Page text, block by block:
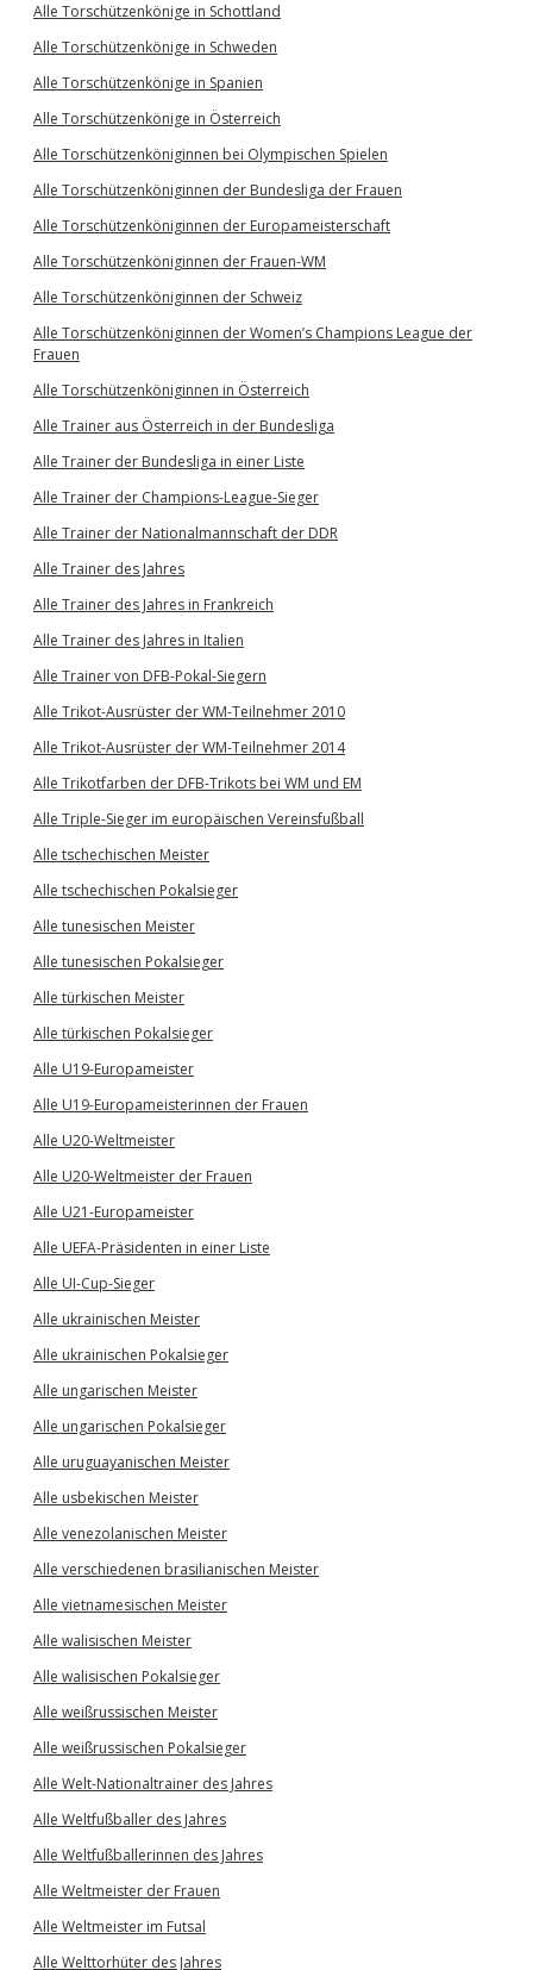
Alle Torschützenkönige in Schottland
Alle Torschützenkönige in Schweden
Alle Torschützenkönige in Spanien
Alle Torschützenkönige in Österreich
Alle Torschützenköniginnen bei Olympischen Spielen
Alle Torschützenköniginnen der Bundesliga der Frauen
Alle Torschützenköniginnen der Europameisterschaft
Alle Torschützenköniginnen der Frauen-WM
Alle Torschützenköniginnen der Schweiz
Alle Torschützenköniginnen der Women’s Champions League der
Frauen
Alle Torschützenköniginnen in Österreich
Alle Trainer aus Österreich in der Bundesliga
Alle Trainer der Bundesliga in einer Liste
Alle Trainer der Champions-League-Sieger
Alle Trainer der Nationalmannschaft der DDR
Alle Trainer des Jahres
Alle Trainer des Jahres in Frankreich
Alle Trainer des Jahres in Italien
Alle Trainer von DFB-Pokal-Siegern
Alle Trikot-Ausrüster der WM-Teilnehmer 2010
Alle Trikot-Ausrüster der WM-Teilnehmer 2014
Alle Trikotfarben der DFB-Trikots bei WM und EM
Alle Triple-Sieger im europäischen Vereinsfußball
Alle tschechischen Meister
Alle tschechischen Pokalsieger
Alle tunesischen Meister
Alle tunesischen Pokalsieger
Alle türkischen Meister
Alle türkischen Pokalsieger
Alle U19-Europameister
Alle U19-Europameisterinnen der Frauen
Alle U20-Weltmeister
Alle U20-Weltmeister der Frauen
Alle U21-Europameister
Alle UEFA-Präsidenten in einer Liste
Alle UI-Cup-Sieger
Alle ukrainischen Meister
Alle ukrainischen Pokalsieger
Alle ungarischen Meister
Alle ungarischen Pokalsieger
Alle uruguayanischen Meister
Alle usbekischen Meister
Alle venezolanischen Meister
Alle verschiedenen brasilianischen Meister
Alle vietnamesischen Meister
Alle walisischen Meister
Alle walisischen Pokalsieger
Alle weißrussischen Meister
Alle weißrussischen Pokalsieger
Alle Welt-Nationaltrainer des Jahres
Alle Weltfußballer des Jahres
Alle Weltfußballerinnen des Jahres
Alle Weltmeister der Frauen
Alle Weltmeister im Futsal
Alle Welttorhüter des Jahres